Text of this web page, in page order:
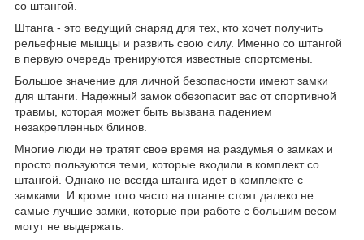
со штангой.
Штанга - это ведущий снаряд для тех, кто хочет получить
рельефные мышцы и развить свою силу. Именно со штангой
в первую очередь тренируются известные спортсмены.
Большое значение для личной безопасности имеют замки
для штанги. Надежный замок обезопасит вас от спортивной
травмы, которая может быть вызвана падением
незакрепленных блинов.
Многие люди не тратят свое время на раздумья о замках и
просто пользуются теми, которые входили в комплект со
штангой. Однако не всегда штанга идет в комплекте с
замками. И кроме того часто на штанге стоят далеко не
самые лучшие замки, которые при работе с большим весом
могут не выдержать.